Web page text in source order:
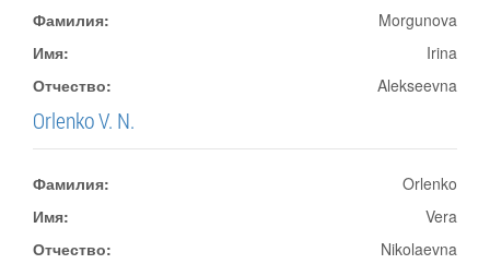
Фамилия:
Morgunova
Имя:
Irina
Отчество:
Alekseevna
Orlenko V. N.
Фамилия:
Orlenko
Имя:
Vera
Отчество:
Nikolaevna